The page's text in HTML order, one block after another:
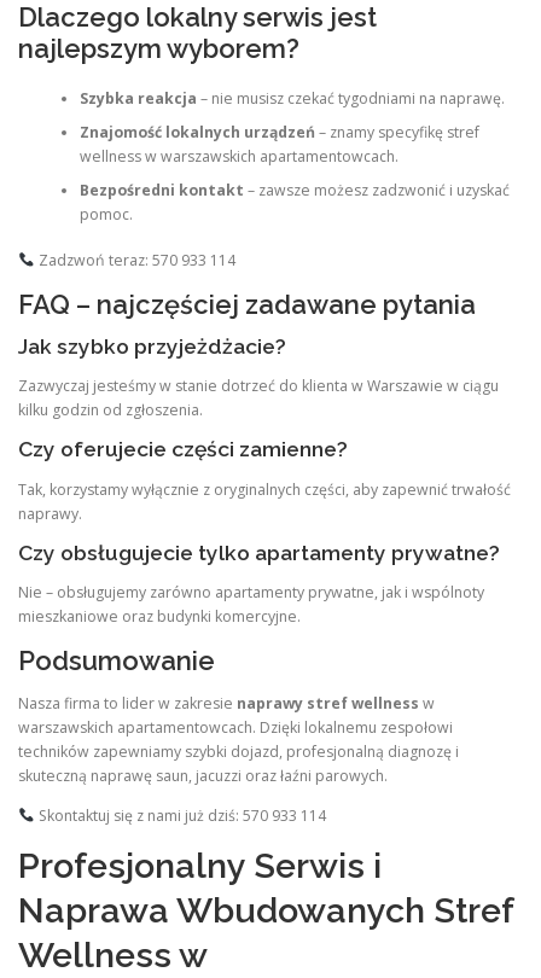
Dlaczego lokalny serwis jest
najlepszym wyborem?
Szybka reakcja – nie musisz czekać tygodniami na naprawę.
Znajomość lokalnych urządzeń – znamy specyfikę stref
wellness w warszawskich apartamentowcach.
Bezpośredni kontakt – zawsze możesz zadzwonić i uzyskać
pomoc.
Zadzwoń teraz: 570 933 114
FAQ – najczęściej zadawane pytania
Jak szybko przyjeżdżacie?
Zazwyczaj jesteśmy w stanie dotrzeć do klienta w Warszawie w ciągu
kilku godzin od zgłoszenia.
Czy oferujecie części zamienne?
Tak, korzystamy wyłącznie z oryginalnych części, aby zapewnić trwałość
naprawy.
Czy obsługujecie tylko apartamenty prywatne?
Nie – obsługujemy zarówno apartamenty prywatne, jak i wspólnoty
mieszkaniowe oraz budynki komercyjne.
Podsumowanie
Nasza firma to lider w zakresie naprawy stref wellness w
warszawskich apartamentowcach. Dzięki lokalnemu zespołowi
techników zapewniamy szybki dojazd, profesjonalną diagnozę i
skuteczną naprawę saun, jacuzzi oraz łaźni parowych.
Skontaktuj się z nami już dziś: 570 933 114
Profesjonalny Serwis i
Naprawa Wbudowanych Stref
Wellness w